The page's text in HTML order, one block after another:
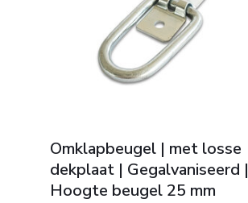
Omklapbeugel | met losse
dekplaat | Gegalvaniseerd |
Hoogte beugel 25 mm